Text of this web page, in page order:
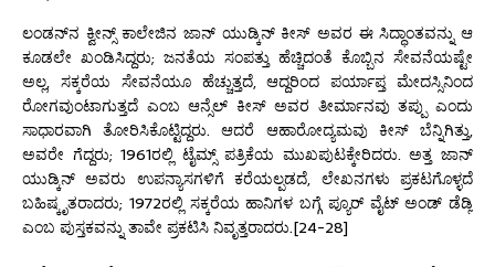
ಲಂಡನ್‌ನ ಕ್ವೀನ್ಸ್ ಕಾಲೇಜಿನ ಜಾನ್ ಯುಡ್ಕಿನ್ ಕೀಸ್ ಅವರ ಈ ಸಿದ್ಧಾಂತವನ್ನು ಆ
ಕೂಡಲೇ ಖಂಡಿಸಿದ್ದರು; ಜನತೆಯ ಸಂಪತ್ತು ಹೆಚ್ಚಿದಂತೆ ಕೊಬ್ಬಿನ ಸೇವನೆಯಷ್ಟೇ
ಅಲ್ಲ, ಸಕ್ಕರೆಯ ಸೇವನೆಯೂ ಹೆಚ್ಚುತ್ತದೆ, ಆದ್ದರಿಂದ ಪರ್ಯಾಪ್ತ ಮೇದಸ್ಸಿನಿಂದ
ರೋಗವುಂಟಾಗುತ್ತದೆ ಎಂಬ ಆನ್ಸೆಲ್ ಕೀಸ್ ಅವರ ತೀರ್ಮಾನವು ತಪ್ಪು ಎಂದು
ಸಾಧಾರವಾಗಿ ತೋರಿಸಿಕೊಟ್ಟಿದ್ದರು. ಆದರೆ ಆಹಾರೋದ್ಯಮವು ಕೀಸ್ ಬೆನ್ನಿಗಿತ್ತು,
ಅವರೇ ಗೆದ್ದರು; 1961ರಲ್ಲಿ ಟೈಮ್ಸ್ ಪತ್ರಿಕೆಯ ಮುಖಪುಟಕ್ಕೇರಿದರು. ಅತ್ತ ಜಾನ್
ಯುಡ್ಕಿನ್ ಅವರು ಉಪನ್ಯಾಸಗಳಿಗೆ ಕರೆಯಲ್ಪಡದೆ, ಲೇಖನಗಳು ಪ್ರಕಟಗೊಳ್ಳದೆ
ಬಹಿಷ್ಕೃತರಾದರು; 1972ರಲ್ಲಿ ಸಕ್ಕರೆಯ ಹಾನಿಗಳ ಬಗ್ಗೆ ಪ್ಯೂರ್ ವೈಟ್ ಅಂಡ್ ಡೆಡ್ಲಿ
ಎಂಬ ಪುಸ್ತಕವನ್ನು ತಾವೇ ಪ್ರಕಟಿಸಿ ನಿವೃತ್ತರಾದರು.[24-28]